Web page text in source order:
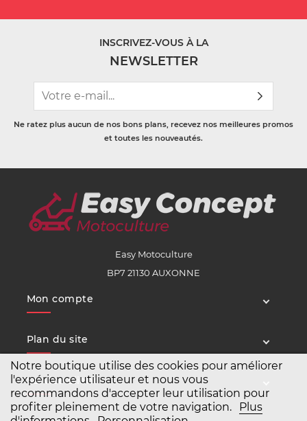
Notre boutique utilise des cookies pour améliorer
l'expérience utilisateur et nous vous
recommandons d'accepter leur utilisation pour
profiter pleinement de votre navigation.
Plus
INSCRIVEZ-VOUS À LA
NEWSLETTER
Ne ratez plus aucun de nos bons plans, recevez nos meilleures promos
et toutes les nouveautés.
Easy Motoculture
BP7 21130 AUXONNE
Mon compte
Plan du site
Service client